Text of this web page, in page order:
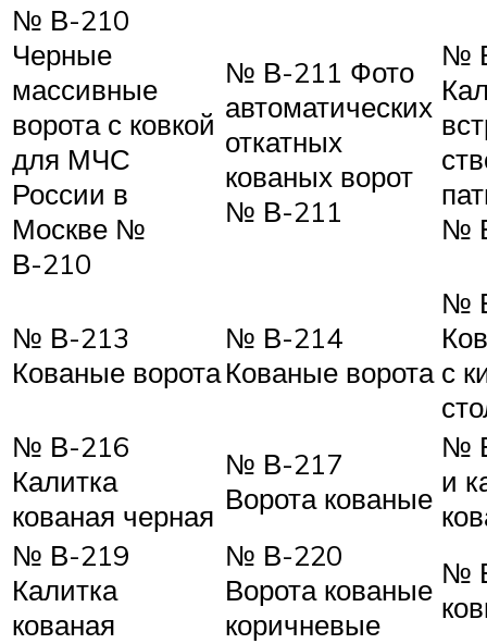
№ В-210
Черные
массивные
ворота с ковкой
для МЧС
России в
Москве №
В-210
№ В-211 Фото
автоматических
откатных
кованых ворот
№ В-211
№
№
№ В-213
Кованые ворота
№ В-214
Кованые ворота
№
с
№ В-216
Калитка
кованая черная
№ В-217
Ворота кованые
№
и
№ В-219
Калитка
кованая
№ В-220
Ворота кованые
коричневые
№